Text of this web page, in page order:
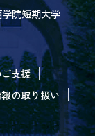
院短期大学
支援
の取り扱い